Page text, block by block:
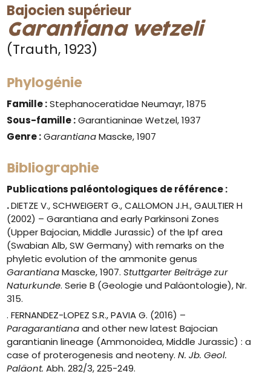
Bajocien supérieur
Garantiana wetzeli
(Trauth, 1923)
Phylogénie
Famille :Stephanoceratidae Neumayr, 1875
Sous-famille :Garantianinae Wetzel, 1937
Genre :GarantianaMascke, 1907
Bibliographie
Publications paléontologiques de référence :
.DIETZE V., SCHWEIGERT G., CALLOMON J.H., GAULTIER H
(2002) –Garantiana and early Parkinsoni Zones
(Upper Bajocian, Middle Jurassic) of the Ipf area
(Swabian Alb, SW Germany) with remarks on the
phyletic evolution of the ammonite genus
GarantianaMascke, 1907. Stuttgarter Beiträge zur
Naturkunde. Serie B (Geologie und Paläontologie), Nr.
315.
. FERNANDEZ-LOPEZ S.R., PAVIA G. (2016) –
Paragarantianaand other new latest Bajocian
garantianin lineage (Ammonoidea, Middle Jurassic) : a
case of proterogenesis and neoteny.N. Jb. Geol.
Paläont. Abh. 282/3, 225-249.